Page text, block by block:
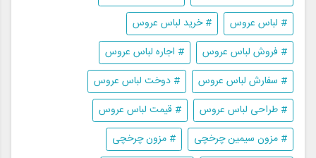
# لباس عروس
# خرید لباس عروس
# فروش لباس عروس
# اجاره لباس عروس
# سفارش لباس عروس
# دوخت لباس عروس
# طراحی لباس عروس
# قیمت لباس عروس
# مزون سیمین چرخچی
# مزون چرخچی